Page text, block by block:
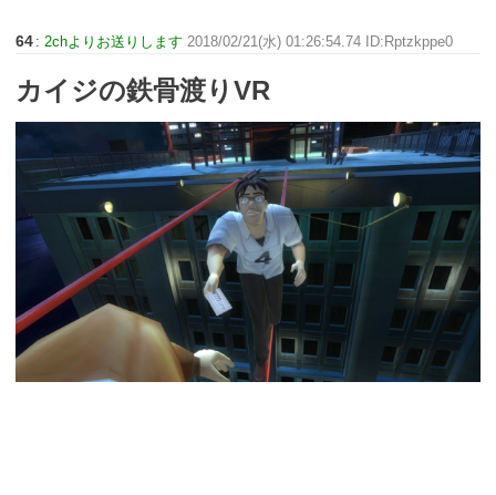
64 : 2chよりお送りします 2018/02/21(水) 01:26:54.74 ID:Rptzkppe0
カイジの鉄骨渡りVR